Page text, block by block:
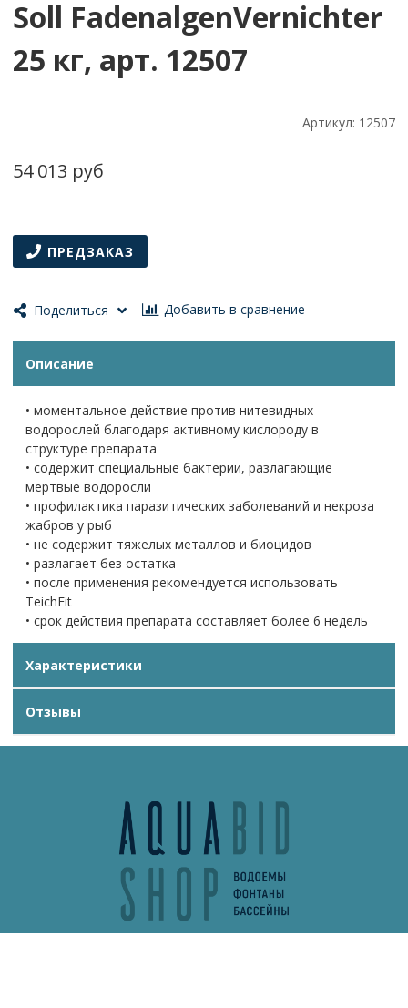
Soll FadenalgenVernichter
25 кг, арт. 12507
Артикул: 12507
54 013 руб
ПРЕДЗАКАЗ
Поделиться Добавить в сравнение
Описание
• моментальное действие против нитевидных
водорослей благодаря активному кислороду в
структуре препарата
• содержит специальные бактерии, разлагающие
мертвые водоросли
• профилактика паразитических заболеваний и некроза
жабров у рыб
• не содержит тяжелых металлов и биоцидов
• разлагает без остатка
• после применения рекомендуется использовать
TeichFit
• срок действия препарата составляет более 6 недель
Характеристики
Отзывы